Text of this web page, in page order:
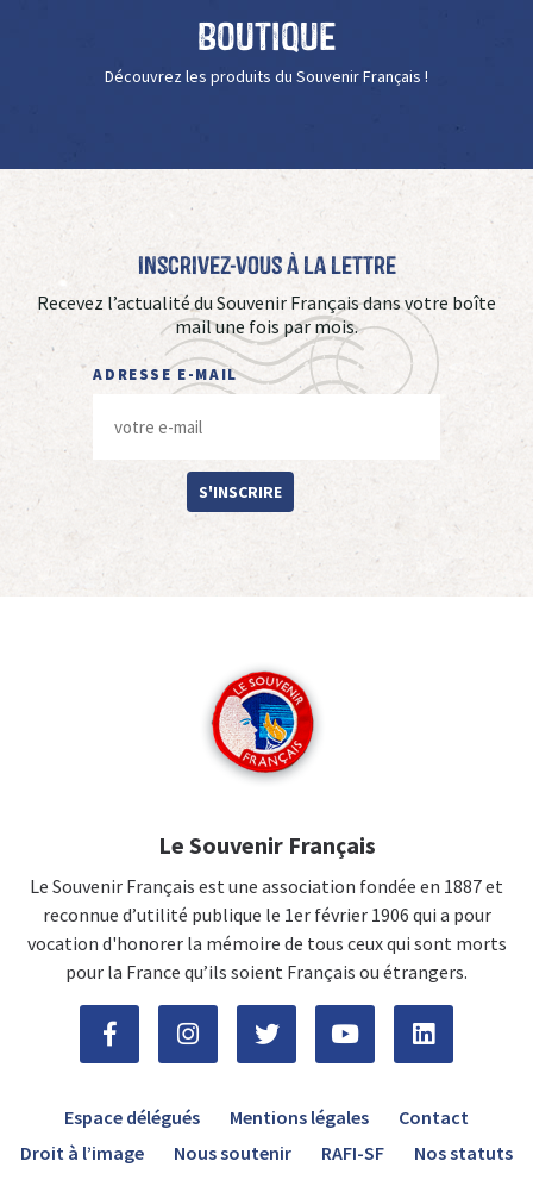
Boutique
Découvrez les produits du Souvenir Français !
Inscrivez-vous à La Lettre
Recevez l’actualité du Souvenir Français dans votre boîte
mail une fois par mois.
ADRESSE E-MAIL
S'INSCRIRE
Le Souvenir Français
Le Souvenir Français est une association fondée en 1887 et
reconnue d’utilité publique le 1er février 1906 qui a pour
vocation d'honorer la mémoire de tous ceux qui sont morts
pour la France qu’ils soient Français ou étrangers.
Espace délégués Mentions légales
Contact
Droit à l’image
Nous soutenir RAFI-SF Nos statuts